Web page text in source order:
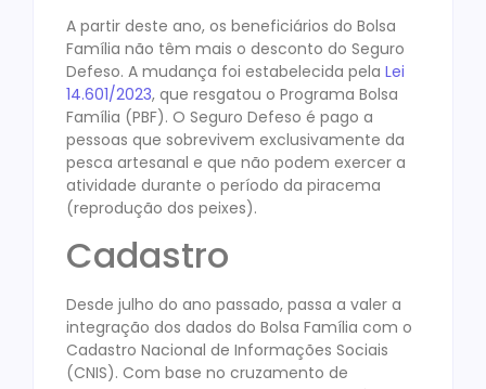
A partir deste ano, os beneficiários do Bolsa
Família não têm mais o desconto do Seguro
Defeso. A mudança foi estabelecida pela Lei
14.601/2023, que resgatou o Programa Bolsa
Família (PBF). O Seguro Defeso é pago a
pessoas que sobrevivem exclusivamente da
pesca artesanal e que não podem exercer a
atividade durante o período da piracema
(reprodução dos peixes).
Cadastro
Desde julho do ano passado, passa a valer a
integração dos dados do Bolsa Família com o
Cadastro Nacional de Informações Sociais
(CNIS). Com base no cruzamento de